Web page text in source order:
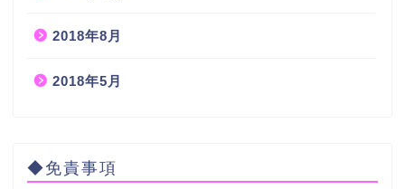
2018年8月
2018年5月
◆免責事項